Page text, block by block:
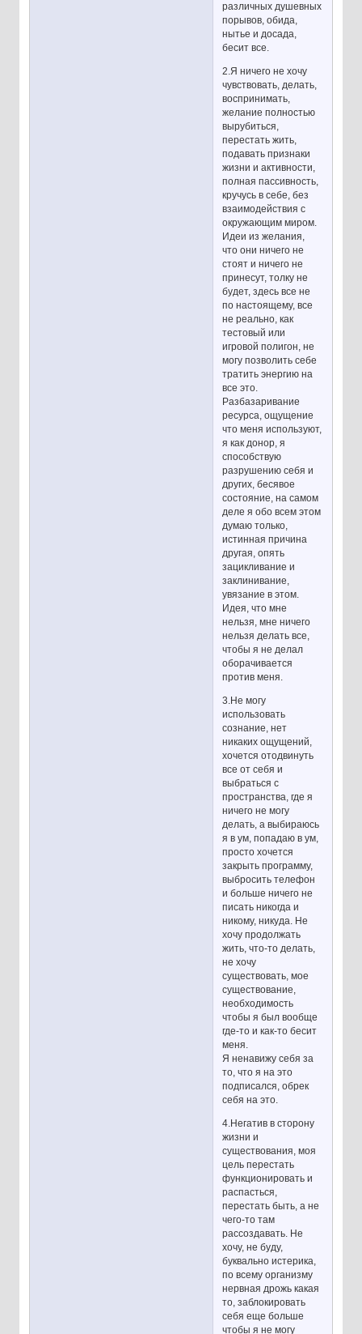
различных душевных
порывов, обида,
нытье и досада,
бесит все.
2.Я ничего не хочу
чувствовать, делать,
воспринимать,
желание полностью
вырубиться,
перестать жить,
подавать признаки
жизни и активности,
полная пассивность,
кручусь в себе, без
взаимодействия с
окружающим миром.
Идеи из желания,
что они ничего не
стоят и ничего не
принесут, толку не
будет, здесь все не
по настоящему, все
не реально, как
тестовый или
игровой полигон, не
могу позволить себе
тратить энергию на
все это.
Разбазаривание
ресурса, ощущение
что меня используют,
я как донор, я
способствую
разрушению себя и
других, бесявое
состояние, на самом
деле я обо всем этом
думаю только,
истинная причина
другая, опять
зацикливание и
заклинивание,
увязание в этом.
Идея, что мне
нельзя, мне ничего
нельзя делать все,
чтобы я не делал
оборачивается
против меня.
3.Не могу
использовать
сознание, нет
никаких ощущений,
хочется отодвинуть
все от себя и
выбраться с
пространства, где я
ничего не могу
делать, а выбираюсь
я в ум, попадаю в ум,
просто хочется
закрыть программу,
выбросить телефон
и больше ничего не
писать никогда и
никому, никуда. Не
хочу продолжать
жить, что-то делать,
не хочу
существовать, мое
существование,
необходимость
чтобы я был вообще
где-то и как-то бесит
меня.
Я ненавижу себя за
то, что я на это
подписался, обрек
себя на это.
4.Негатив в сторону
жизни и
существования, моя
цель перестать
функционировать и
распасться,
перестать быть, а не
чего-то там
рассоздавать. Не
хочу, не буду,
буквально истерика,
по всему организму
нервная дрожь какая
то, заблокировать
себя еще больше
чтобы я не могу